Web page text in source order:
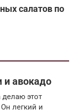
салатов по
и авокадо
делаю этот
легкий и